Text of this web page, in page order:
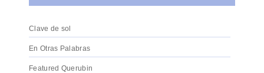
Clave de sol
En Otras Palabras
Featured Querubin